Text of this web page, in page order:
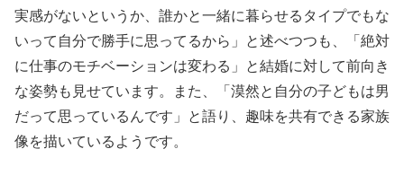
実感がないというか、誰かと一緒に暮らせるタイプでもな
いって自分で勝手に思ってるから」と述べつつも、「絶対
に仕事のモチベーションは変わる」と結婚に対して前向き
な姿勢も見せています。また、「漠然と自分の子どもは男
だって思っているんです」と語り、趣味を共有できる家族
像を描いているようです。